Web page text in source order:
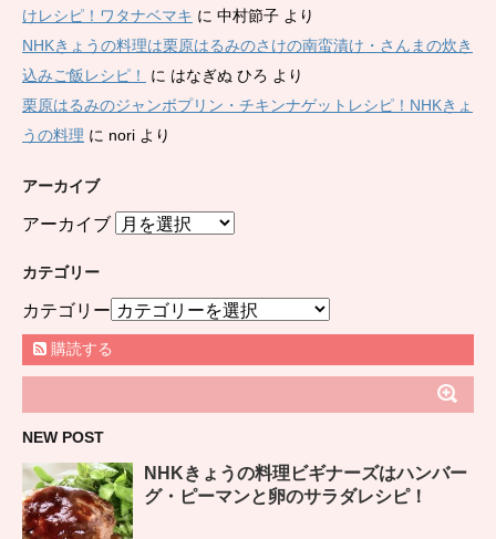
けレシピ！ワタナベマキ に 中村節子 より
NHKきょうの料理は栗原はるみのさけの南蛮漬け・さんまの炊き
込みご飯レシピ！
に はなぎぬ ひろ より
栗原はるみのジャンボプリン・チキンナゲットレシピ！NHKきょ
うの料理 に nori より
アーカイブ
アーカイブ
カテゴリー
カテゴリー
購読する
NEW POST
NHKきょうの料理ビギナーズはハンバー
グ・ピーマンと卵のサラダレシピ！